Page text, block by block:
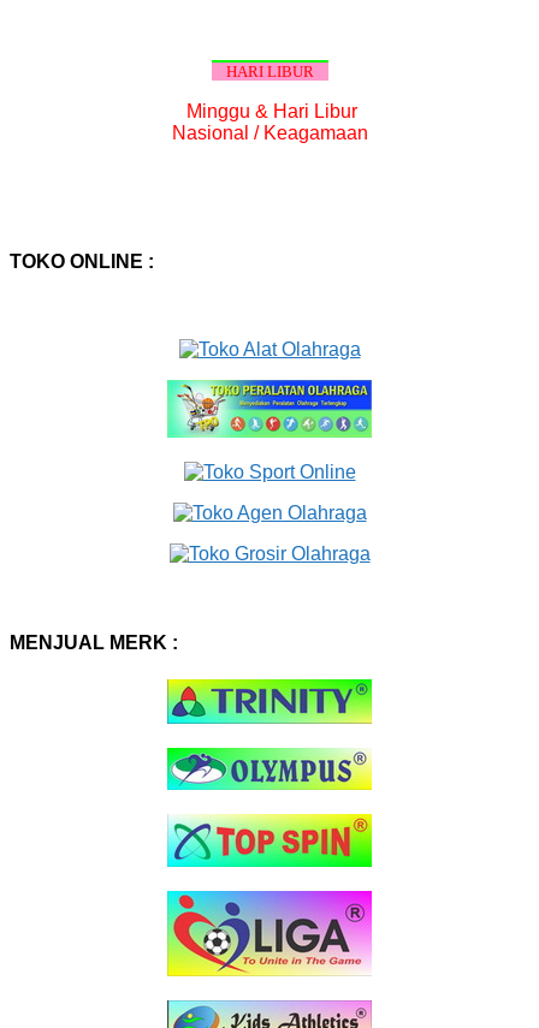
HARI LIBUR
Minggu & Hari Libur
Nasional / Keagamaan
TOKO ONLINE :
MENJUAL MERK :